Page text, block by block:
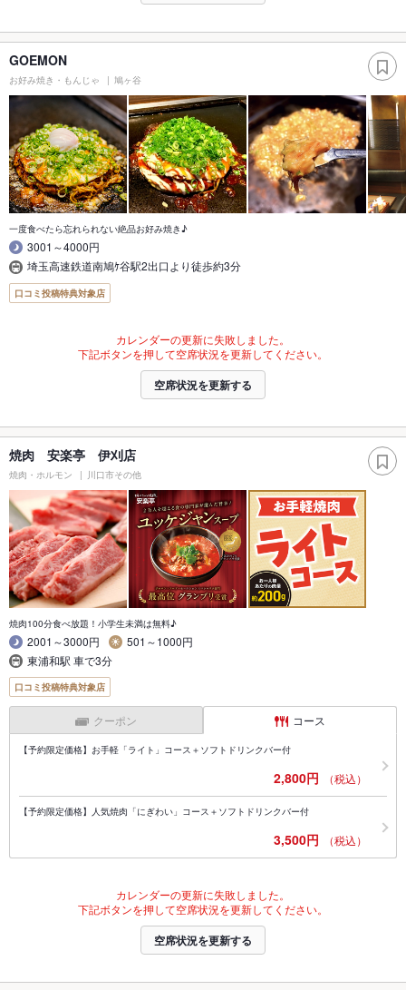
GOEMON
お好み焼き・もんじゃ 鳩ヶ谷
一度食べたら忘れられない絶品お好み焼き♪
3001～4000円
埼玉高速鉄道南鳩ｹ谷駅2出口より徒歩約3分
口コミ投稿特典対象店
カレンダーの更新に失敗しました。
下記ボタンを押して空席状況を更新してください。
空席状況を更新する
焼肉 安楽亭 伊刈店
焼肉・ホルモン 川口市その他
焼肉100分食べ放題！小学生未満は無料♪
2001～3000円
501～1000円
東浦和駅 車で3分
口コミ投稿特典対象店
クーポン コース
【予約限定価格】お手軽「ライト」コース＋ソフトドリンクバー付
2,800円 （税込）
【予約限定価格】人気焼肉「にぎわい」コース＋ソフトドリンクバー付
3,500円 （税込）
カレンダーの更新に失敗しました。
下記ボタンを押して空席状況を更新してください。
空席状況を更新する